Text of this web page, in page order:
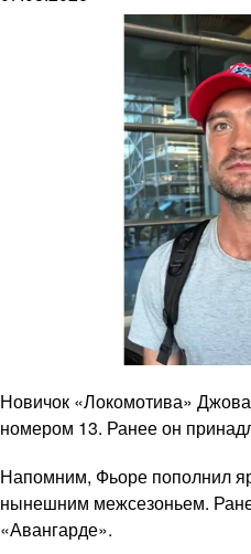
Новичок «Локомотива»
номером 13. Ранее он
Напомним, Фьоре пополнил
нынешним межсезоньем.
«Авангарде».